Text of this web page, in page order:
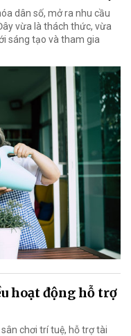
dân số, mở ra nhu cầu
vừa là thách thức, vừa
sáng tạo và tham gia
hoạt động hỗ trợ
chơi trí tuệ, hỗ trợ tài